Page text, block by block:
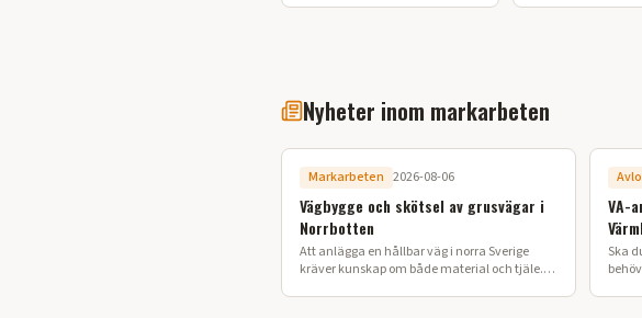
Nyheter inom markarbeten
Markarbeten 2026-08-06
Vägbygge och skötsel av grusvägar i
Norrbotten
Att anlägga en hållbar väg i norra Sverige
kräver kunskap om både material och tjäle.
VA-
Ska